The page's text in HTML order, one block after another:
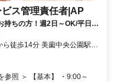
ス管理責任者|AP
持ちの方！週2日～OK/平日の
く両立◎
参照 ＞ 【基本】 ・9:00～